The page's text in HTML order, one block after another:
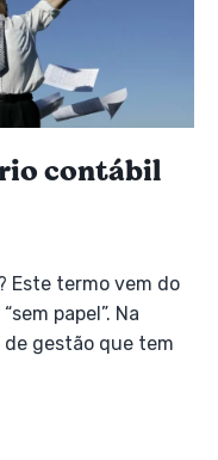
contábil
Este termo vem do
papel”. Na
de gestão que tem